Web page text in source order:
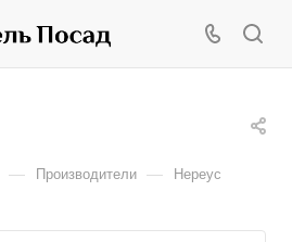
— Производители — Нереус